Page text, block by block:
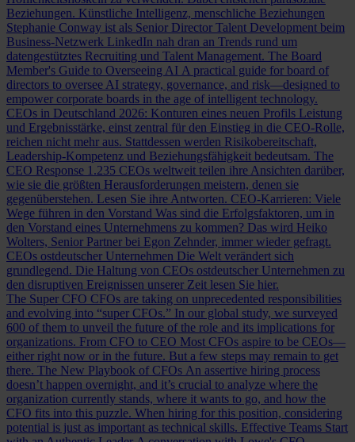
Beziehungen. Künstliche Intelligenz, menschliche Beziehungen
Stephanie Conway ist als Senior Director Talent Development beim
Business-Netzwerk LinkedIn nah dran an Trends rund um
datengestütztes Recruiting und Talent Management. The Board
Member's Guide to Overseeing AI A practical guide for board of
directors to oversee AI strategy, governance, and risk—designed to
empower corporate boards in the age of intelligent technology.
CEOs in Deutschland 2026: Konturen eines neuen Profils Leistung
und Ergebnisstärke, einst zentral für den Einstieg in die CEO-Rolle,
reichen nicht mehr aus. Stattdessen werden Risikobereitschaft,
Leadership-Kompetenz und Beziehungsfähigkeit bedeutsam. The
CEO Response 1.235 CEOs weltweit teilen ihre Ansichten darüber,
wie sie die größten Herausforderungen meistern, denen sie
gegenüberstehen. Lesen Sie ihre Antworten. CEO-Karrieren: Viele
Wege führen in den Vorstand Was sind die Erfolgsfaktoren, um in
den Vorstand eines Unternehmens zu kommen? Das wird Heiko
Wolters, Senior Partner bei Egon Zehnder, immer wieder gefragt.
CEOs ostdeutscher Unternehmen Die Welt verändert sich
grundlegend. Die Haltung von CEOs ostdeutscher Unternehmen zu
den disruptiven Ereignissen unserer Zeit lesen Sie hier.
The Super CFO CFOs are taking on unprecedented responsibilities
and evolving into “super CFOs.” In our global study, we surveyed
600 of them to unveil the future of the role and its implications for
organizations. From CFO to CEO Most CFOs aspire to be CEOs—
either right now or in the future. But a few steps may remain to get
there. The New Playbook of CFOs An assertive hiring process
doesn’t happen overnight, and it’s crucial to analyze where the
organization currently stands, where it wants to go, and how the
CFO fits into this puzzle. When hiring for this position, considering
potential is just as important as technical skills. Effective Teams Start